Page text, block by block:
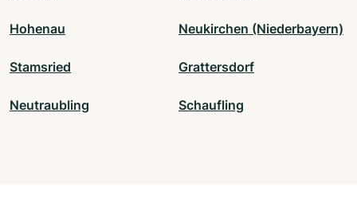
Hohenau Neukirchen (Niederbayern)
Stamsried Grattersdorf
Neutraubling Schaufling